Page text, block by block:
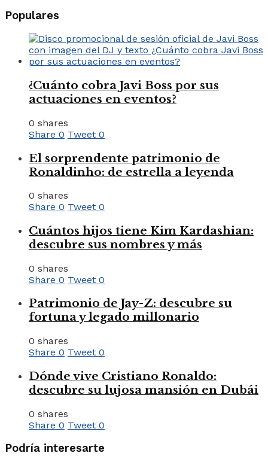
Populares
¿Cuánto cobra Javi Boss por sus
actuaciones en eventos?
0 shares
Share 0 Tweet 0
El sorprendente patrimonio de
Ronaldinho: de estrella a leyenda
0 shares
Share 0 Tweet 0
Cuántos hijos tiene Kim Kardashian:
descubre sus nombres y más
0 shares
Share 0 Tweet 0
Patrimonio de Jay-Z: descubre su
fortuna y legado millonario
0 shares
Share 0 Tweet 0
Dónde vive Cristiano Ronaldo:
descubre su lujosa mansión en Dubái
0 shares
Share 0 Tweet 0
Podría interesarte